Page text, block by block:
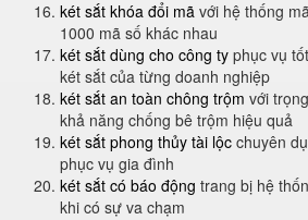
két sắt khóa đổi mã với hệ thống
1000 mã số khác nhau
két sắt dùng cho công ty phục vụ
két sắt của từng doanh nghiệp
két sắt an toàn chông trộm với
khả năng chống bê trộm hiệu quả
két sắt phong thủy tài lộc chuyên
phục vụ gia đình
két sắt có báo động trang bị hệ
khi có sự va chạm